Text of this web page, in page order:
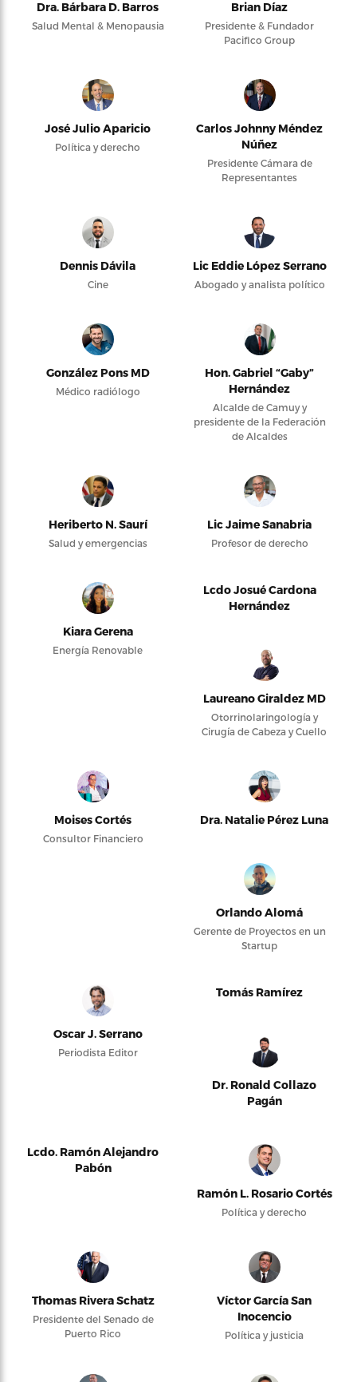
Dra. Bárbara D. Barros
Salud Mental & Menopausia
Brian Díaz
Presidente & Fundador
Pacifico Group
José Julio Aparicio
Política y derecho
Carlos Johnny Méndez
Núñez
Presidente Cámara de
Representantes
Dennis Dávila
Cine
Lic Eddie López Serrano
Abogado y analista político
González Pons MD
Médico radiólogo
Hon. Gabriel “Gaby”
Hernández
Alcalde de Camuy y
presidente de la Federación
de Alcaldes
Heriberto N. Saurí
Salud y emergencias
Lic Jaime Sanabria
Profesor de derecho
Kiara Gerena
Energía Renovable
Lcdo Josué Cardona
Hernández
Laureano Giraldez MD
Otorrinolaringología y
Cirugía de Cabeza y Cuello
Moises Cortés
Consultor Financiero
Dra. Natalie Pérez Luna
Orlando Alomá
Gerente de Proyectos en un
Startup
Oscar J. Serrano
Periodista Editor
Tomás Ramírez
Dr. Ronald Collazo
Pagán
Lcdo. Ramón Alejandro
Pabón
Ramón L. Rosario Cortés
Política y derecho
Thomas Rivera Schatz
Presidente del Senado de
Puerto Rico
Víctor García San
Inocencio
Política y justicia